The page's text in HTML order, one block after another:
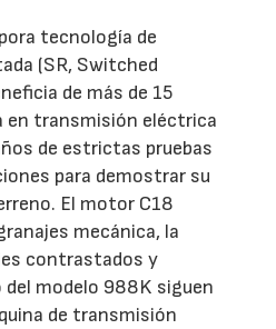
tecnología de
(SR, Switched
de más de 15
en transmisión eléctrica
de estrictas pruebas
para demostrar su
El motor C18
mecánica, la
contrastados y
del modelo 988K siguen
de transmisión